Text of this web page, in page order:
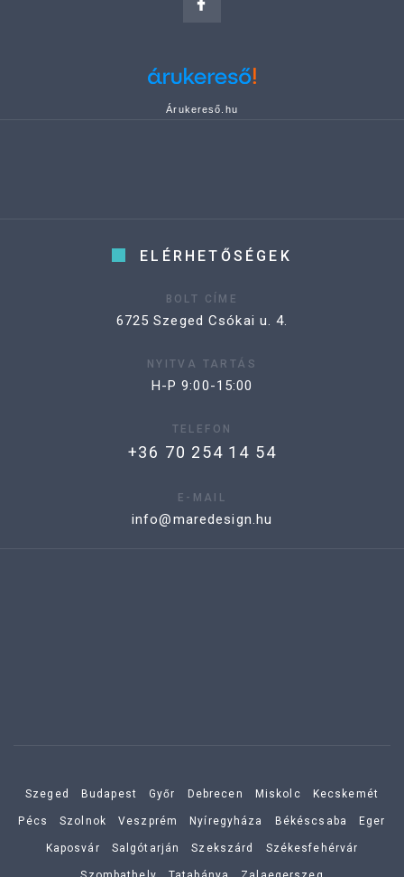
Árukereső.hu
ELÉRHETŐSÉGEK
BOLT CÍME
6725 Szeged Csókai u. 4.
NYITVA TARTÁS
H-P 9:00-15:00
TELEFON
+36 70 254 14 54
E-MAIL
info@maredesign.hu
Szeged Budapest Győr Debrecen Miskolc Kecskemét
Pécs Szolnok Veszprém Nyíregyháza Békéscsaba Eger
Kaposvár Salgótarján Szekszárd Székesfehérvár